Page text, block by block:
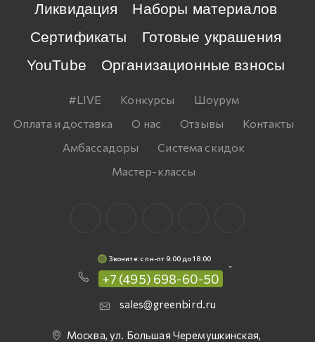
Ликвидация
Наборы материалов
Сертификаты
Готовые украшения
YouTube
Организационные взносы
#LIVE Конкурсы
Шоурум
Оплата и доставка
О нас Отзывы
Контакты
Амбассадоры
Система скидок
Мастер-классы
Звоните: c пн-пт 9:00 до 18:00
+7 (495) 698-60-50
sales@greenbird.ru
Москва, ул. Большая Черемушкинская,